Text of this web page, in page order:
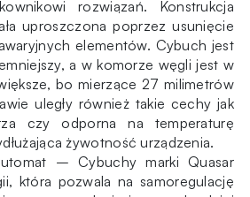
rozwiązań. Konstrukcja
uproszczona poprzez usunięcie
elementów. Cybuch jest
a w komorze węgli jest w
bo mierzące 27 milimetrów
uległy również takie cechy jak
czy odporna na temperaturę
żywotność urządzenia.
– Cybuchy marki Quasar
która pozwala na samoregulację